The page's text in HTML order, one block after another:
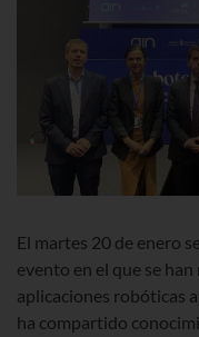
El martes 20 de enero
evento en el que se
aplicaciones robóticas
ha compartido